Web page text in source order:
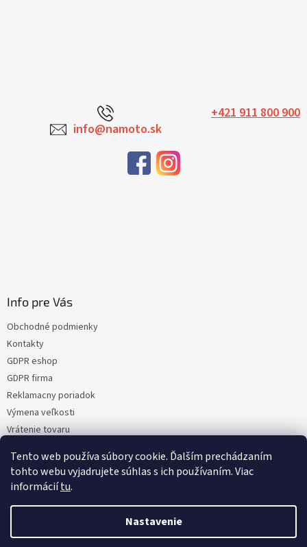
Tento web používa súbory cookie. Ďalším prechádzaním
tohto webu vyjadrujete súhlas s ich používaním. Viac
informáciítu.
Nastavenie
+421 911 800 900
info@namoto.sk
Info pre Vás
Obchodné podmienky
Kontakty
GDPR eshop
GDPR firma
Reklamacny poriadok
Výmena veľkosti
Vrátenie tovaru
Moja objednávka
Vytvoril Shoptet